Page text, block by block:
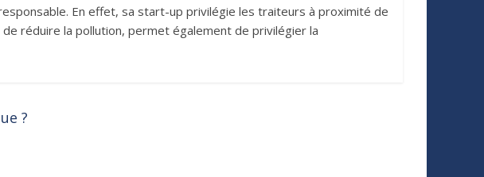
En effet, sa start-up privilégie les traiteurs à proximité de
de réduire la pollution, permet également de privilégier la
?